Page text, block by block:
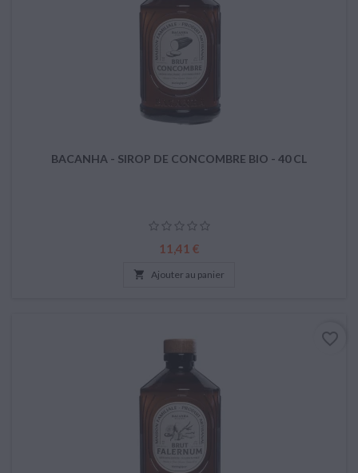
BACANHA - SIROP DE CONCOMBRE BIO - 40 CL
Prix
11,41 €
 Ajouter au panier
favorite_border